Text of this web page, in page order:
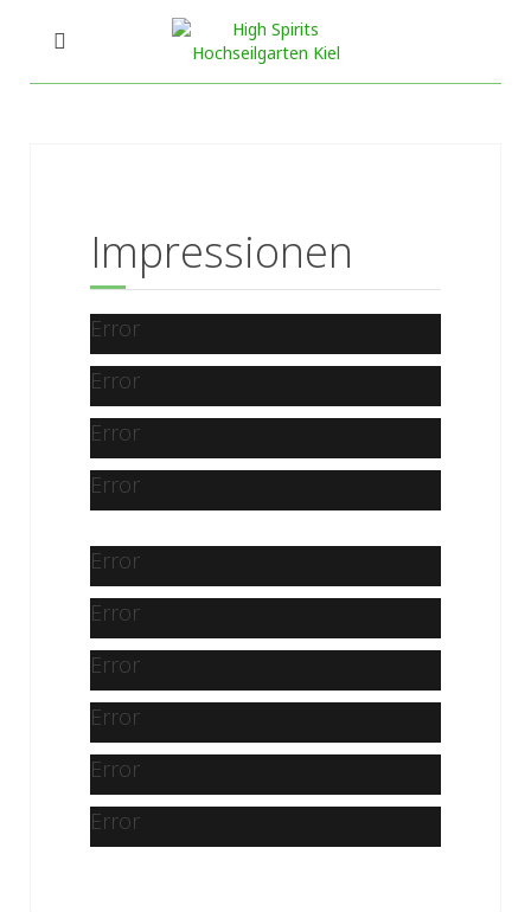
Impressionen
Error
Error
Error
Error
Error
Error
Error
Error
Error
Error